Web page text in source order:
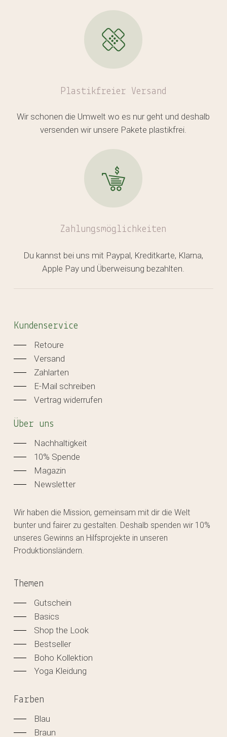
GO TO SHOP
Plastikfreier Versand
Wir schonen die Umwelt wo es nur geht und deshalb
versenden wir unsere Pakete plastikfrei.
Zahlungsmöglichkeiten
Du kannst bei uns mit Paypal, Kreditkarte, Klarna,
Apple Pay und Überweisung bezahlten.
Kundenservice
Retoure
Versand
Zahlarten
E-Mail schreiben
Vertrag widerrufen
Über uns
Nachhaltigkeit
10% Spende
Magazin
Newsletter
Wir haben die Mission, gemeinsam mit dir die Welt
bunter und fairer zu gestalten. Deshalb spenden wir 10%
unseres Gewinns an Hilfsprojekte in unseren
Produktionsländern.
Themen
Gutschein
Basics
Shop the Look
Bestseller
Boho Kollektion
Yoga Kleidung
Farben
Blau
Braun